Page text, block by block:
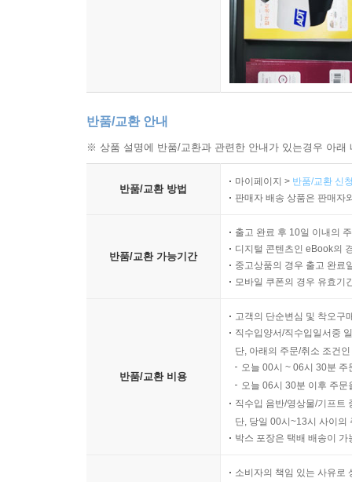
반품/교환 안내
※ 상품 설명에 반품/교환과 관련한 안내가 있는경우 아
반품/교환 방법
마이페이지 > 반품/교환 신
판매자 배송 상품은 판매자
반품/교환 가능기간
출고 완료 후 10일 이내의
디지털 콘텐츠인 eBook의
중고상품의 경우 출고 완료
모바일 쿠폰의 경우 유효기
반품/교환 비용
고객의 단순변심 및 착오구
직수입양서/직수입일서중
단, 아래의 주문/취소 조건
오늘 00시 ~ 06시 30분
오늘 06시 30분 이후 주
직수입 음반/영상물/기프트
단, 당일 00시~13시 사이의
박스 포장은 택배 배송이
소비자의 책임 있는 사유로